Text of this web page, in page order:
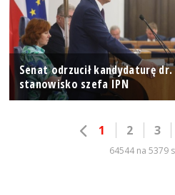
Senat odrzucił kandydaturę
stanowisko szefa IPN
1 2 3
64544 na 5379